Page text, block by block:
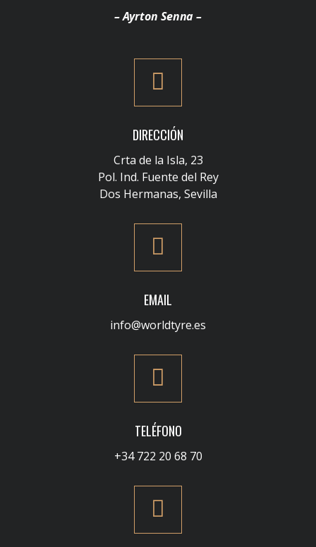
– Ayrton Senna –
DIRECCIÓN
Crta de la Isla, 23
Pol. Ind. Fuente del Rey
Dos Hermanas, Sevilla
EMAIL
info@worldtyre.es
TELÉFONO
+34 722 20 68 70